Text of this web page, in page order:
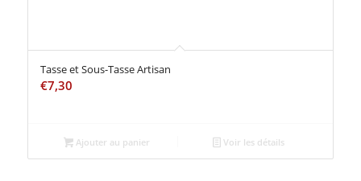
Tasse et Sous-Tasse Artisan
€7,30
Ajouter au panier Voir les détails